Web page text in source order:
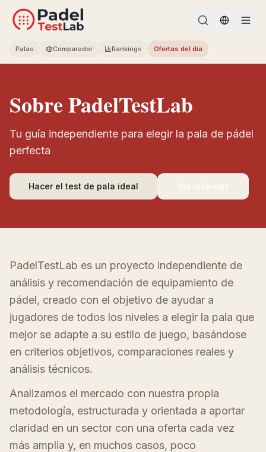
Change
Palas Comparador Rankings Ofertas del día
Sobre PadelTestLab
Tu guía independiente para elegir la pala de pádel
perfecta
Hacer el test de pala ideal Ver rankings
PadelTestLab es un proyecto independiente de
análisis y recomendación de equipamiento de
pádel, creado con el objetivo de ayudar a
jugadores de todos los niveles a elegir la pala que
mejor se adapte a su estilo de juego, basándose
en criterios objetivos, comparaciones reales y
análisis técnicos.
Analizamos el mercado con nuestra propia
metodología, estructurada y orientada a aportar
claridad en un sector con una oferta cada vez
más amplia y, en muchos casos, poco